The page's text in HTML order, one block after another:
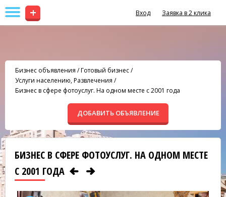
+ Вход Заявка в 2 клика
Бизнес объявления /Готовый бизнес/
Услуги населению, Развлечения /
Бизнес в сфере фотоуслуг. На одном месте с 2001 года
ДОБАВИТЬ ОБЪЯВЛЕНИЕ
БИЗНЕС В СФЕРЕ ФОТОУСЛУГ. НА ОДНОМ МЕСТЕ
С 2001 ГОДА